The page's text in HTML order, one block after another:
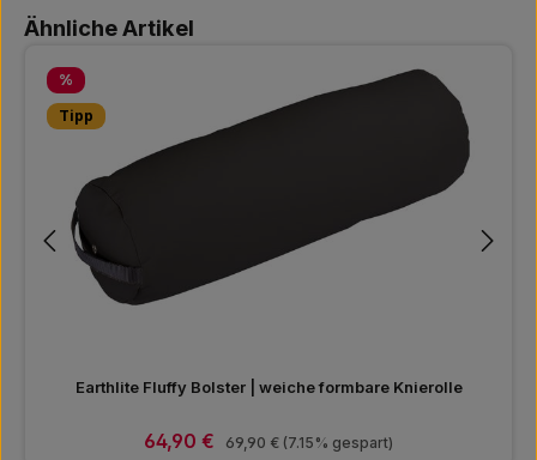
Produktgalerie überspringen
Ähnliche Artikel
Rabatt
%
Tipp
Earthlite Fluffy Bolster | weiche formbare Knierolle
Verkaufspreis:
64,90 € Regulärer Preis:
69,90 € (7.15% gespart)